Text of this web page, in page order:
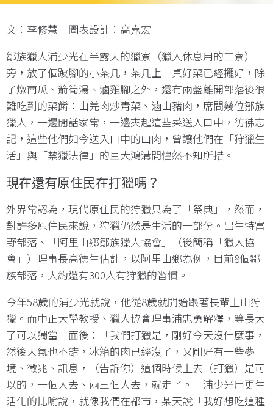
文：李修慧｜圖表設計：高嘉宏
鄒族獵人浦少光在半露天的獵寮（獵人休息用的工寮）
旁，放了個跛腳的小茶几，茶几上一桌好菜已經擺好，除
了燉南瓜、箭筍湯、滷雞腳之外，還有兩盤離開部落後很
難吃到的菜餚：山羌肉炒青菜、滷山豬肉，席間幾位鄒族
獵人，一邊閒話家常，一邊夾起這些菜送入口中，彷彿忘
記，這些他們如今送入口中的山肉，曾讓他們在「狩獵生
活」與「禁獵法律」的巨大鴻溝間惶然不知所措。
現在還有原住民在打獵嗎？
外界常認為，現代原住民的狩獵只為了「祭典」，然而，
對許多原住民來說，狩獵仍然是生活的一部份。出生特富
野部落、「阿里山鄉鄒族獵人協會」（後簡稱「獵人協
會」）理事長高德生估計，以阿里山鄉為例，目前8個鄒
族部落，大約還有300人有狩獵的習慣。
今年58歲的浦少光就說，他從8歲就開始跟著長輩上山狩
獵。而中正大學教授、獵人協會理事浦忠勇解釋，等長大
了可以獨當一面後：「我們打獵是，剛好今天沒什麼事，
然後天氣也不錯，冰箱的肉已經沒了，又剛好有一些夢
境、徵兆、訊息，（告訴你）這個時候上去（打獵）是可
以的，一個人去、兩三個人去，就走了。」浦少光用更生
活化的比喻說，就像我們在都市，某天說「我好想吃這種